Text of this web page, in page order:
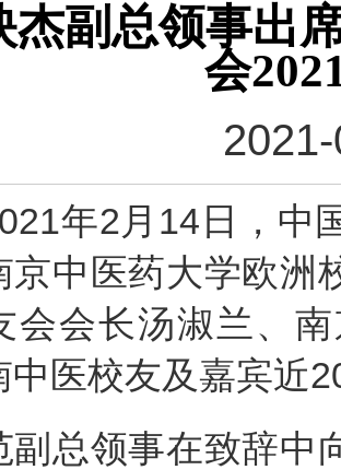
杰副总领事出
会
年2月14日，中国
京中医药大学欧洲
会会长汤淑兰、
中医校友及嘉宾近
领事在致辞中向